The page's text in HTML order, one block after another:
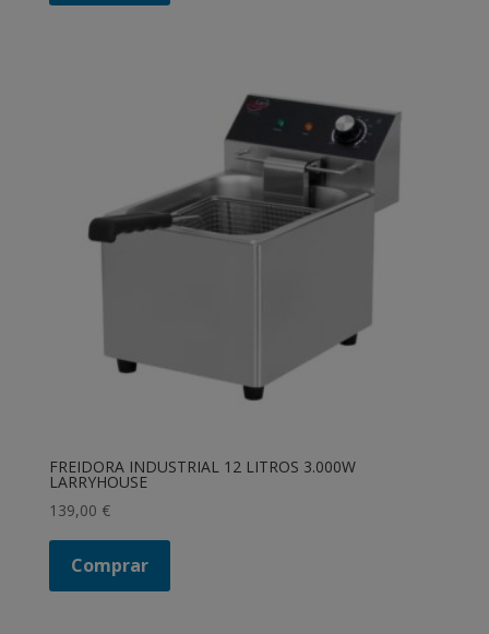
FREIDORA INDUSTRIAL 12 LITROS 3.000W
LARRYHOUSE
139,00 €
Comprar